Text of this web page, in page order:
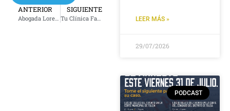
ANTERIOR SIGUIENTE
Tu Clínica Familiar (Podcast – viernes 12 de septiembre) LEER MÁS »
29/07/2026
PODCAST